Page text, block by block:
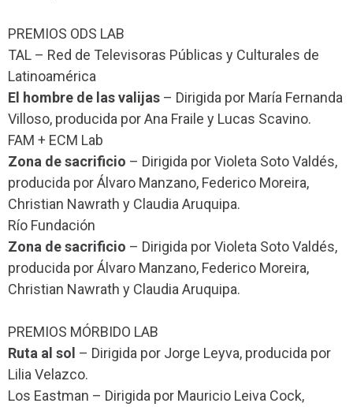
PREMIOS ODS LAB
TAL – Red de Televisoras Públicas y Culturales de
Latinoamérica
El hombre de las valijas – Dirigida por María Fernanda
Villoso, producida por Ana Fraile y Lucas Scavino.
FAM + ECM Lab
Zona de sacrificio – Dirigida por Violeta Soto Valdés,
producida por Álvaro Manzano, Federico Moreira,
Christian Nawrath y Claudia Aruquipa.
Río Fundación
Zona de sacrificio – Dirigida por Violeta Soto Valdés,
producida por Álvaro Manzano, Federico Moreira,
Christian Nawrath y Claudia Aruquipa.
PREMIOS MÓRBIDO LAB
Ruta al sol – Dirigida por Jorge Leyva, producida por
Lilia Velazco.
Los Eastman – Dirigida por Mauricio Leiva Cock,